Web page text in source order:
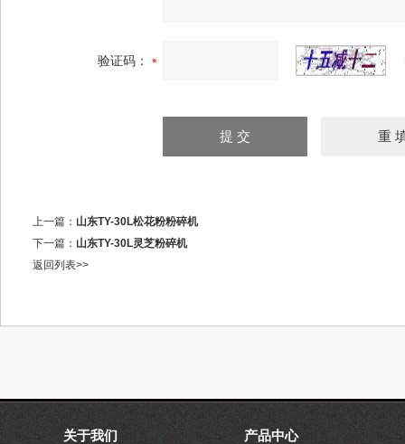
验证码：
上一篇： 山东TY-30L松花粉粉碎机
下一篇： 山东TY-30L灵芝粉碎机
返回列表>>
关于我们 产品中心